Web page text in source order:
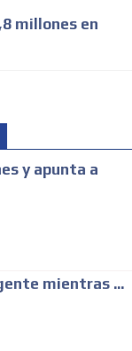
millones en
y apunta a
mientras ...